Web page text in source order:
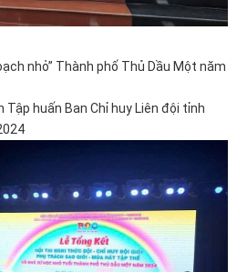
nhỏ” Thành phố Thủ Dầu Một năm
huấn Ban Chỉ huy Liên đội tỉnh